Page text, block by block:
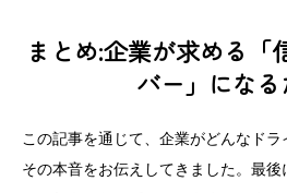
まとめ:企業が求める「
バー」にな
この記事を通じて、企業がどんなドラ
その本音をお伝えしてきました。最